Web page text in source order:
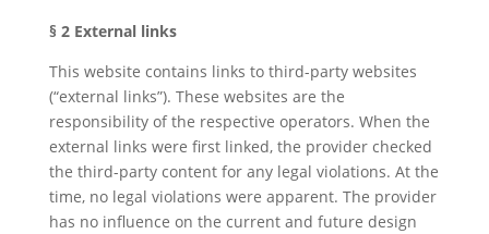
§ 2 External links
This website contains links to third-party websites
(“external links”). These websites are the
responsibility of the respective operators. When the
external links were first linked, the provider checked
the third-party content for any legal violations. At the
time, no legal violations were apparent. The provider
has no influence on the current and future design